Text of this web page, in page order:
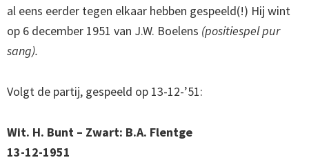
al eens eerder tegen elkaar hebben gespeeld(!) Hij wint
op 6 december 1951 van J.W. Boelens (positiespel pur
sang).
Volgt de partij, gespeeld op 13-12-’51:
Wit. H. Bunt – Zwart: B.A. Flentge
13-12-1951